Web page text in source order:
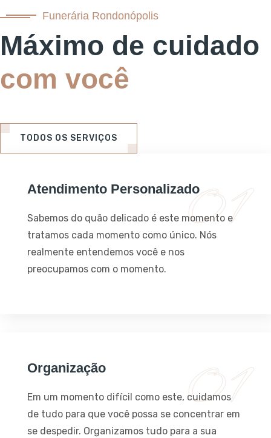
Funerária Rondonópolis
Máximo de cuidado
com você
TODOS OS SERVIÇOS
Atendimento Personalizado
Sabemos do quão delicado é este momento e
tratamos cada momento como único. Nós
realmente entendemos você e nos
preocupamos com o momento.
Organização
Em um momento difícil como este, cuidamos
de tudo para que você possa se concentrar em
se despedir. Organizamos tudo para a sua